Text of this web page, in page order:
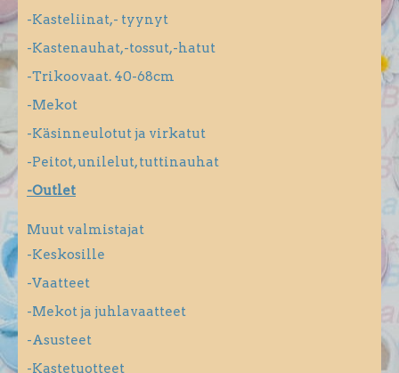
-Kasteliinat,- tyynyt
-Kastenauhat,-tossut,-hatut
-Trikoovaat. 40-68cm
-Mekot
-Käsinneulotut ja virkatut
-Peitot, unilelut, tuttinauhat
-Outlet
Muut valmistajat
-Keskosille
-Vaatteet
-Mekot ja juhlavaatteet
-Asusteet
-Kastetuotteet